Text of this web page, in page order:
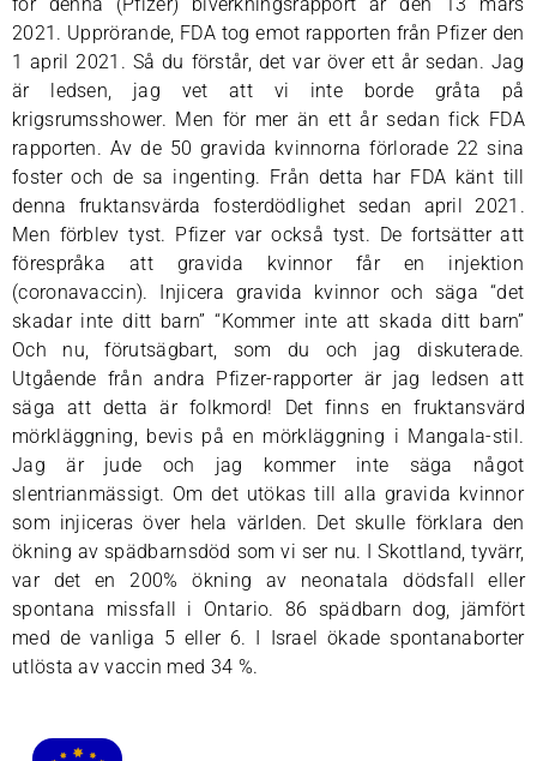
2021. Upprörande, FDA tog emot rapporten från Pfizer den
1 april 2021. Så du förstår, det var över ett år sedan. Jag
är ledsen, jag vet att vi inte borde gråta på
krigsrumsshower. Men för mer än ett år sedan fick FDA
rapporten. Av de 50 gravida kvinnorna förlorade 22 sina
foster och de sa ingenting. Från detta har FDA känt till
denna fruktansvärda fosterdödlighet sedan april 2021.
Men förblev tyst. Pfizer var också tyst. De fortsätter att
förespråka att gravida kvinnor får en injektion
(coronavaccin). Injicera gravida kvinnor och säga “det
skadar inte ditt barn” “Kommer inte att skada ditt barn”
Och nu, förutsägbart, som du och jag diskuterade.
Utgående från andra Pfizer-rapporter är jag ledsen att
säga att detta är folkmord! Det finns en fruktansvärd
mörkläggning, bevis på en mörkläggning i Mangala-stil.
Jag är jude och jag kommer inte säga något
slentrianmässigt. Om det utökas till alla gravida kvinnor
som injiceras över hela världen. Det skulle förklara den
ökning av spädbarnsdöd som vi ser nu. I Skottland, tyvärr,
var det en 200% ökning av neonatala dödsfall eller
spontana missfall i Ontario. 86 spädbarn dog, jämfört
med de vanliga 5 eller 6. I Israel ökade spontanaborter
utlösta av vaccin med 34 %.